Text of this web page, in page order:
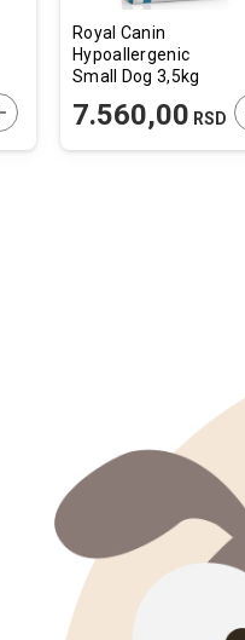
U KORPU
Royal Canin
Hypoallergenic
Small Dog 3,5kg
7.560,00 RSD